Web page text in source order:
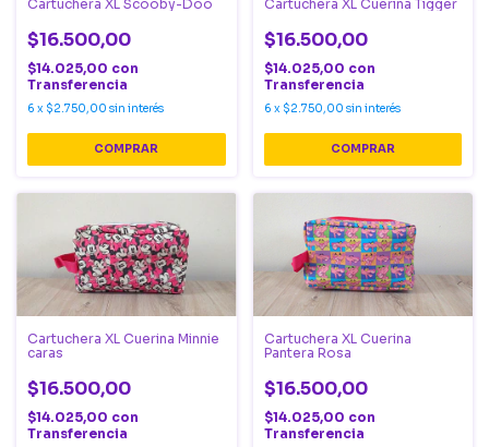
Cartuchera XL Scooby-Doo
$16.500,00
$14.025,00 con
Transferencia
6 x $2.750,00 sin interés
Cartuchera XL Cuerina Tigger
$16.500,00
$14.025,00 con
Transferencia
6 x $2.750,00 sin interés
Cartuchera XL Cuerina Minnie
caras
$16.500,00
$14.025,00 con
Transferencia
Cartuchera XL Cuerina
Pantera Rosa
$16.500,00
$14.025,00 con
Transferencia